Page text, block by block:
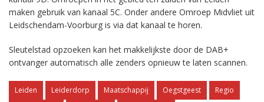
maken gebruik van kanaal 5C. Onder andere Omroep Midvliet uit
Leidschendam-Voorburg is via dat kanaal te horen.
Sleutelstad opzoeken kan het makkelijkste door de DAB+
ontvanger automatisch alle zenders opnieuw te laten scannen.
Leiden Leiderdorp Maatschappij Oegstgeest
Regio